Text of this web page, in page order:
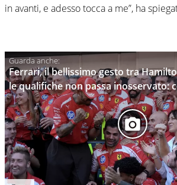
in avanti, e adesso tocca a me”, ha
Ferrari, il bellissimo gesto tra
le qualifiche non passa inosservato: